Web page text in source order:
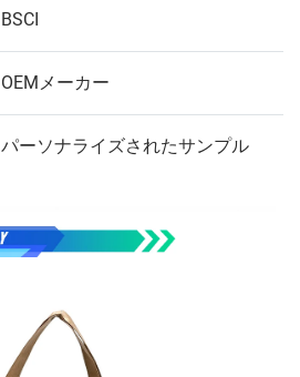
BSCI
OEMメーカー
パーソナライズされたサンプル